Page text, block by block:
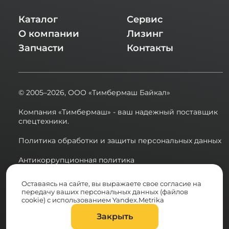
Каталог
О компании
Запчасти
Сервис
Лизинг
Контакты
© 2005–2026, ООО «Тимбермаш Байкал»
Компания «Тимбермаш» - ваш надежный поставщик
спецтехники.
Политика обработки и защиты персональных данных
Антикоррупционная политика
Сводная ведомость результатов проведения СОУТ в
2025 году
Разработка сайта:
Оставаясь на сайте, вы выражаете свое согласие на
передачу ваших персональных данных (файлов
cookie) с использованием Yandex.Metrika
Закрыть